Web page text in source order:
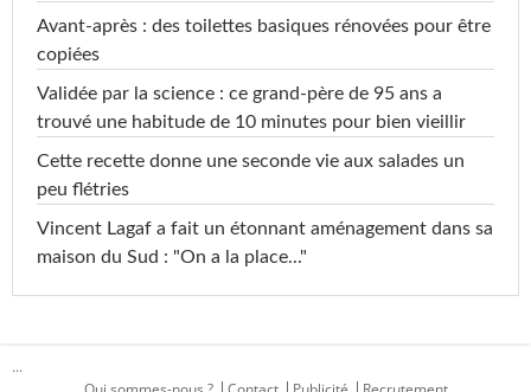
Avant-après : des toilettes basiques rénovées pour être
copiées
Validée par la science : ce grand-père de 95 ans a
trouvé une habitude de 10 minutes pour bien vieillir
Cette recette donne une seconde vie aux salades un
peu flétries
Vincent Lagaf a fait un étonnant aménagement dans sa
maison du Sud : "On a la place..."
...